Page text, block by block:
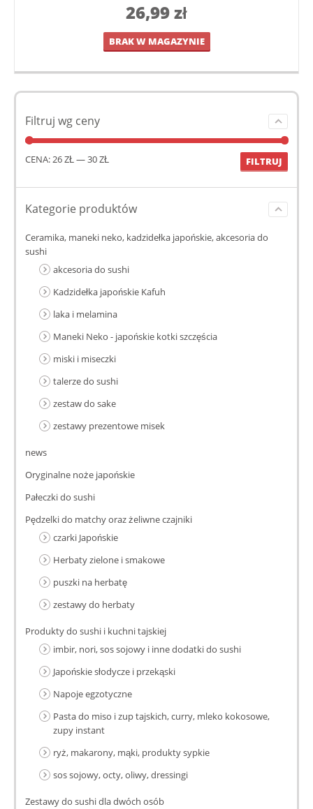
26,99zł
BRAK W MAGAZYNIE
Filtruj wg ceny
FILTRUJ
CENA: 26 ZŁ —30 ZŁ
Kategorie produktów
Ceramika, maneki neko, kadzidełka japońskie, akcesoria do
sushi
akcesoria do sushi
Kadzidełka japońskie Kafuh
laka i melamina
Maneki Neko - japońskie kotki szczęścia
miski i miseczki
talerze do sushi
zestaw do sake
zestawy prezentowe misek
news
Oryginalne noże japońskie
Pałeczki do sushi
Pędzelki do matchy oraz żeliwne czajniki
czarki Japońskie
Herbaty zielone i smakowe
puszki na herbatę
zestawy do herbaty
Produkty do sushi i kuchni tajskiej
imbir, nori, sos sojowy i inne dodatki do sushi
Japońskie słodycze i przekąski
Napoje egzotyczne
Pasta do miso i zup tajskich, curry, mleko kokosowe,
zupy instant
ryż, makarony, mąki, produkty sypkie
sos sojowy, octy, oliwy, dressingi
Zestawy do sushi dla dwóch osób